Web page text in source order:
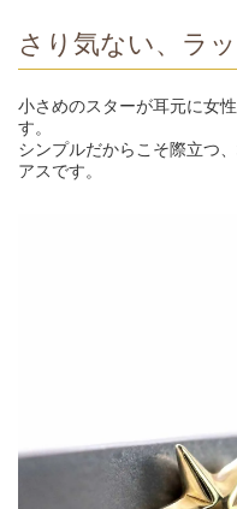
さり気ない、ラ
小さめのスターが耳元に女
す。
シンプルだからこそ際立つ
アスです。